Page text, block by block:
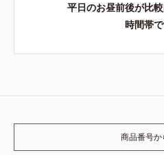
平日のお昼前後が比
時間帯で
商品番号か